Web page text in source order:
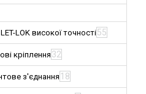
LOK високої точності55
кріплення 32
з'єднання 18